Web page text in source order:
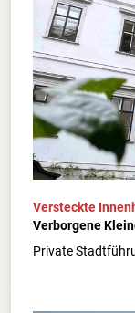
Versteckte
Verborgene
Private